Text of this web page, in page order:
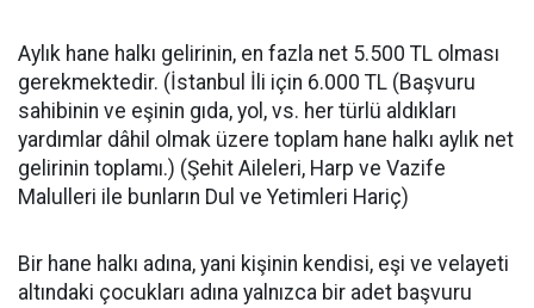
Aylık hane halkı gelirinin, en fazla net 5.500 TL olması
gerekmektedir. (İstanbul İli için 6.000 TL (Başvuru
sahibinin ve eşinin gıda, yol, vs. her türlü aldıkları
yardımlar dâhil olmak üzere toplam hane halkı aylık net
gelirinin toplamı.) (Şehit Aileleri, Harp ve Vazife
Malulleri ile bunların Dul ve Yetimleri Hariç)
Bir hane halkı adına, yani kişinin kendisi, eşi ve velayeti
altındaki çocukları adına yalnızca bir adet başvuru